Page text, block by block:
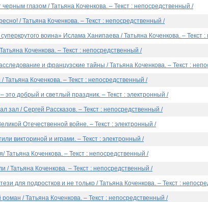
глазом / Татьяна Коченкова. – Текст : непосредственный /
/ Татьяна Коченкова. – Текст : непосредственный /
воина» Ислама Ханипаева / Татьяна Коченкова. – Текст
Коченкова. – Текст : непосредственный /
и французские тайны / Татьяна Коченкова. – Текст :
Татьяна Коченкова. – Текст : непосредственный /
это добрый и светлый праздник. – Текст : электронный /
зал / Сергей Рассказов. – Текст : непосредственный /
Отечественной войне. – Текст : электронный /
викториной и играми. – Текст : электронный /
Татьяна Коченкова. – Текст : непосредственный /
/ Татьяна Коченкова. – Текст : непосредственный /
для подростков и не только / Татьяна Коченкова. – Текст :
/ Татьяна Коченкова. – Текст : непосредственный /